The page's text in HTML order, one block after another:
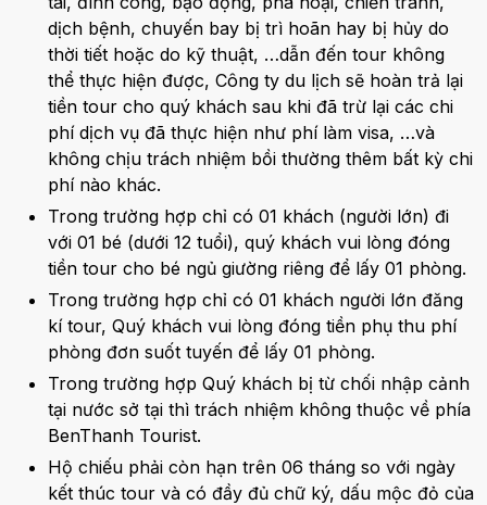
dịch bệnh, chuyến bay bị trì hoãn hay bị hủy do
thời tiết hoặc do kỹ thuật, …dẫn đến tour không
thể thực hiện được, Công ty du lịch sẽ hoàn trả lại
tiền tour cho quý khách sau khi đã trừ lại các chi
phí dịch vụ đã thực hiện như phí làm visa, …và
không chịu trách nhiệm bồi thường thêm bất kỳ chi
phí nào khác.
Trong trường hợp chỉ có 01 khách (người lớn) đi
với 01 bé (dưới 12 tuổi), quý khách vui lòng đóng
tiền tour cho bé ngủ giường riêng để lấy 01 phòng.
Trong trường hợp chỉ có 01 khách người lớn đăng
kí tour, Quý khách vui lòng đóng tiền phụ thu phí
phòng đơn suốt tuyến để lấy 01 phòng.
Trong trường hợp Quý khách bị từ chối nhập cảnh
tại nước sở tại thì trách nhiệm không thuộc về phía
BenThanh Tourist.
Hộ chiếu phải còn hạn trên 06 tháng so với ngày
kết thúc tour và có đầy đủ chữ ký, dấu mộc đỏ của